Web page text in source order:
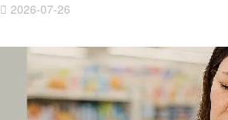
2026-07-26